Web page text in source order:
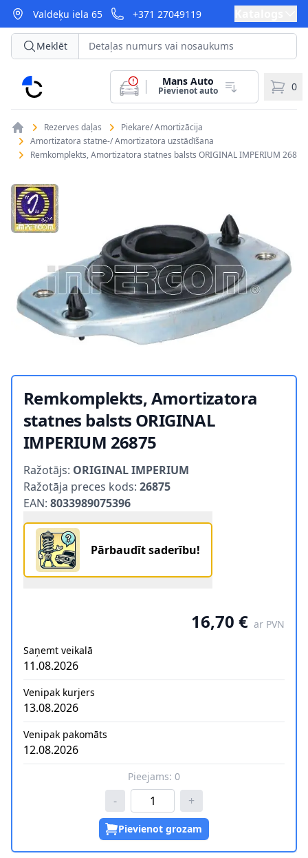
Valdeķu iela 65 +371 27049119
CarParts
Meklēt
Mans Auto
Pievienot auto 0
Rezerves daļas
Piekare/ Amortizācija
Amortizatora statne-/ Amortizatora uzstādīšana
Remkomplekts, Amortizatora statnes balsts ORIGINAL IMPERIUM 26875
Remkomplekts, Amortizatora
statnes balsts ORIGINAL
IMPERIUM 26875
Ražotājs: ORIGINAL IMPERIUM
Ražotāja preces kods: 26875
EAN: 8033989075396
Pārbaudīt saderību!
16,70 € ar PVN
Saņemt veikalā
11.08.2026
Venipak kurjers
13.08.2026
Venipak pakomāts
12.08.2026
Pieejams: 0
- +
Pievienot grozam